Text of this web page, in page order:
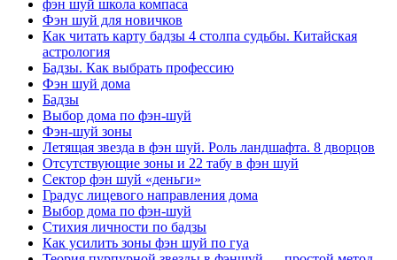
фэн шуй школа компаса
Фэн шуй для новичков
Как читать карту бадзы 4 столпа судьбы. Китайская
астрология
Бадзы. Как выбрать профессию
Фэн шуй дома
Бадзы
Выбор дома по фэн-шуй
Фэн-шуй зоны
Летящая звезда в фэн шуй. Роль ландшафта. 8 дворцов
Отсутствующие зоны и 22 табу в фэн шуй
Сектор фэн шуй «деньги»
Градус лицевого направления дома
Выбор дома по фэн-шуй
Стихия личности по бадзы
Как усилить зоны фэн шуй по гуа